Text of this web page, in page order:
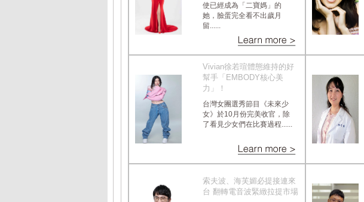
使已經成為「二寶媽」的
她，臉蛋完全看不出歲月
留......
Vivian徐若瑄體態維持的好
幫手「EMBODY核心美
力」！
台灣女團選秀節目《未來少
女》於10月份完美收官，除
了看見少女們在比賽過程......
索夫波、海芙媚必提接連來
台 翻轉電音波緊緻拉提市場